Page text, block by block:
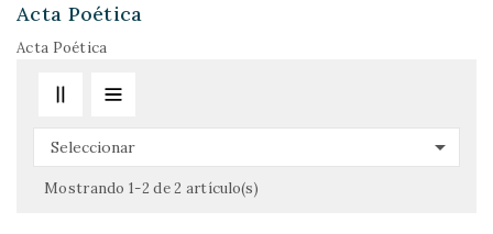
Acta Poética
Acta Poética
Seleccionar 
Mostrando 1-2 de 2 artículo(s)